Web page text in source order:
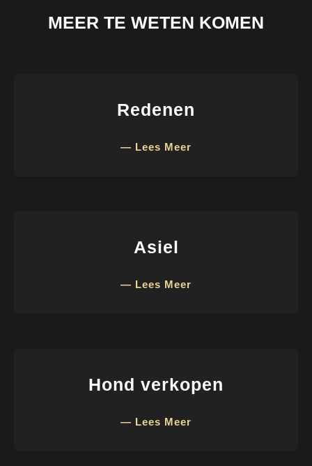
MEER TE WETEN KOMEN
Redenen
— Lees Meer
Asiel
— Lees Meer
Hond verkopen
— Lees Meer